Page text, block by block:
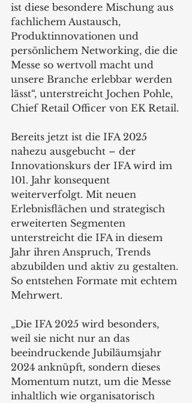
ist diese besondere Mischung aus
fachlichem Austausch,
Produktinnovationen und
persönlichem Networking, die die
Messe so wertvoll macht und
unsere Branche erlebbar werden
lässt“, unterstreicht Jochen Pohle,
Chief Retail Officer von EK Retail.
Bereits jetzt ist die IFA 2025
nahezu ausgebucht – der
Innovationskurs der IFA wird im
101. Jahr konsequent
weiterverfolgt. Mit neuen
Erlebnisflächen und strategisch
erweiterten Segmenten
unterstreicht die IFA in diesem
Jahr ihren Anspruch, Trends
abzubilden und aktiv zu gestalten.
So entstehen Formate mit echtem
Mehrwert.
„Die IFA 2025 wird besonders,
weil sie nicht nur an das
beeindruckende Jubiläumsjahr
2024 anknüpft, sondern dieses
Momentum nutzt, um die Messe
inhaltlich wie organisatorisch